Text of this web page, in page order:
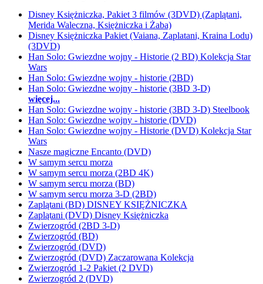
Disney Księżniczka, Pakiet 3 filmów (3DVD) (Zaplątani,
Merida Waleczna, Księżniczka i Żaba)
Disney Księżniczka Pakiet (Vaiana, Zaplatani, Kraina Lodu)
(3DVD)
Han Solo: Gwiezdne wojny - Historie (2 BD) Kolekcja Star
Wars
Han Solo: Gwiezdne wojny - historie (2BD)
Han Solo: Gwiezdne wojny - historie (3BD 3-D)
więcej...
Han Solo: Gwiezdne wojny - historie (3BD 3-D) Steelbook
Han Solo: Gwiezdne wojny - historie (DVD)
Han Solo: Gwiezdne wojny - Historie (DVD) Kolekcja Star
Wars
Nasze magiczne Encanto (DVD)
W samym sercu morza
W samym sercu morza (2BD 4K)
W samym sercu morza (BD)
W samym sercu morza 3-D (2BD)
Zaplątani (BD) DISNEY KSIĘŻNICZKA
Zaplątani (DVD) Disney Księżniczka
Zwierzogród (2BD 3-D)
Zwierzogród (BD)
Zwierzogród (DVD)
Zwierzogród (DVD) Zaczarowana Kolekcja
Zwierzogród 1-2 Pakiet (2 DVD)
Zwierzogród 2 (DVD)